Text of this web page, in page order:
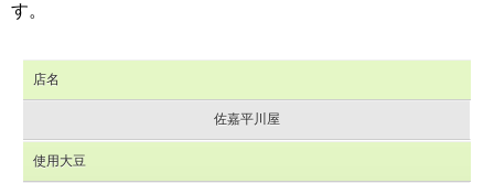
す。
店名
佐嘉平川屋
使用大豆